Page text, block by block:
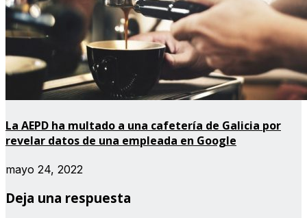
La AEPD ha multado a una cafetería de Galicia por
revelar datos de una empleada en Google
mayo 24, 2022
Deja una respuesta